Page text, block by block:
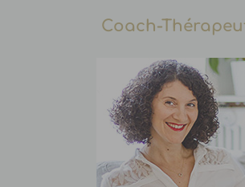
Coach-